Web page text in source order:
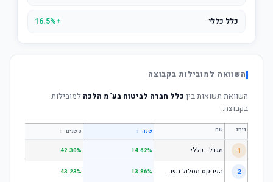
כלל כללי +16.5%
השוואה למובילות בקבוצה
השוואת תשואות בין כלל חברה לביטוח בע"מ הלכה למובילות
בקבוצה:
דירוג שם שנה ↕ 3 שנים ↕
1 מגדל - כללי 14.62%
42.30%
2 ה
פניקס מסלול השקעה כללי 13.86%
43.23%